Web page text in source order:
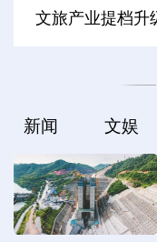
文旅产业提档升
新闻 文娱